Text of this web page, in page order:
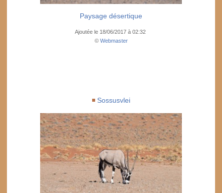
Paysage désertique
Ajoutée le 18/06/2017 à 02:32
© Webmaster
Sossusvlei